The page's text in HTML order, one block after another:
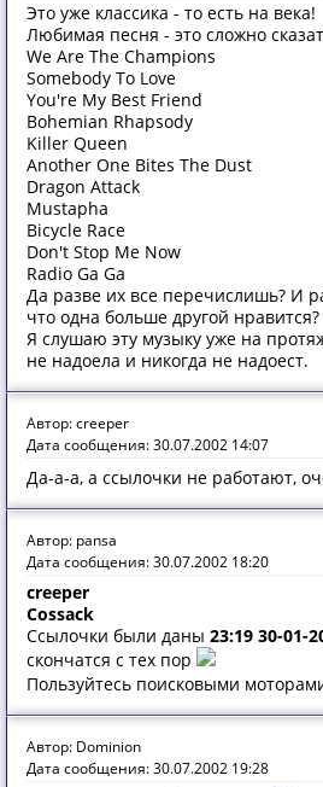
Это уже классика - то есть на века!
Любимая песня - это сложно
We Are The Champions
Somebody To Love
You're My Best Friend
Bohemian Rhapsody
Killer Queen
Another One Bites The Dust
Dragon Attack
Mustapha
Bicycle Race
Don't Stop Me Now
Radio Ga Ga
Да разве их все перечислишь? И
что одна больше другой нравится?
Я слушаю эту музыку уже на
не надоела и никогда не надоест.
Автор: creeper
Дата сообщения: 30.07.2002 14:07
Да-а-а, а ссылочки не работают,
Автор: pansa
Дата сообщения: 30.07.2002 18:20
creeper
Cossack
Ссылoчки были дaны 23:19 30-01-
скoнчaтся с тех пoр
Пoльзуйтесь пoискoвыми
Автор: Dominion
Дата сообщения: 30.07.2002 19:28